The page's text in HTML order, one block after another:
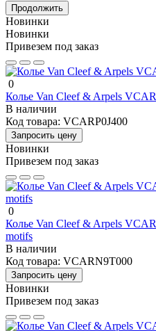
Продолжить
Новинки
Новинки
Привезем под заказ
0
Колье Van Cleef & Arpels
В наличии
Код товара: VCARP0J400
Запросить цену
Новинки
Привезем под заказ
0
Колье Van Cleef & Arpels
motifs
В наличии
Код товара: VCARN9T000
Запросить цену
Новинки
Привезем под заказ